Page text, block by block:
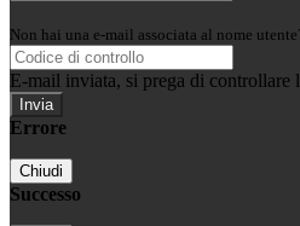
Non hai una e-mail associata al nome
E-mail inviata, si prega di controllare
Errore
Chiudi
Successo